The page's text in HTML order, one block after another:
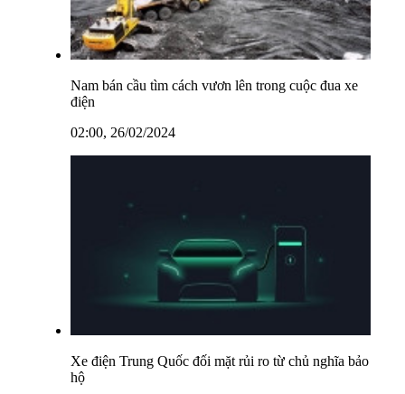
Nam bán cầu tìm cách vươn lên trong cuộc đua xe
điện
02:00, 26/02/2024
Xe điện Trung Quốc đối mặt rủi ro từ chủ nghĩa bảo
hộ